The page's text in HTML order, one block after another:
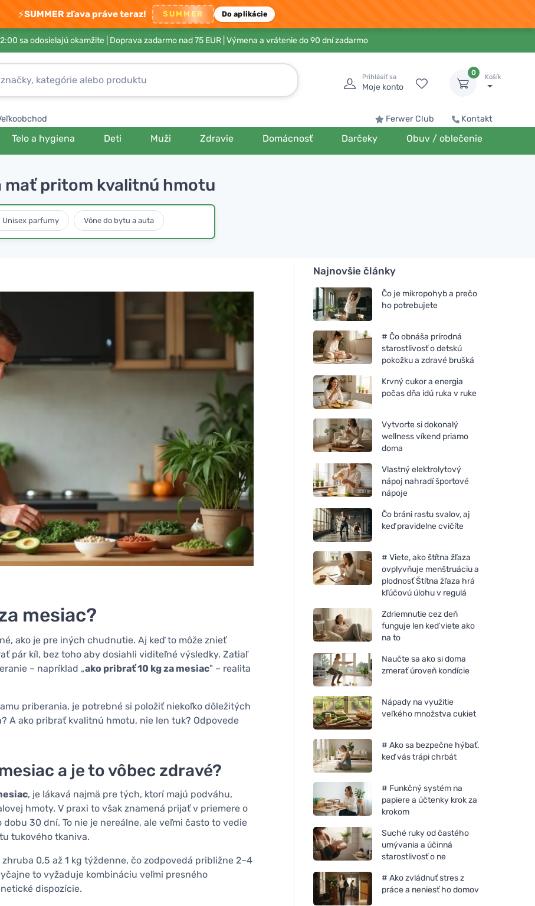
⚡SUMMER zľava práve teraz! SUMMER Do aplikácie
sa odosielajú okamžite | Doprava zadarmo nad 75 EUR | Výmena a vrátenie do 90 dní zadarmo
Prihlásiť sa
Moje konto
0
Košík
Ferwer Club Kontakt
Telo a hygiena Deti Muži Zdravie Domácnosť Darčeky Obuv / oblečenie
mať pritom kvalitnú hmotu
Unisex parfumy Vône do bytu a auta
mesiac?
ako je pre iných chudnutie. Aj keď to môže znieť
pár kíl, bez toho aby dosiahli viditeľné výsledky. Zatiaľ
– napríklad „ako pribrať 10 kg za mesiac" – realita
priberania, je potrebné si položiť niekoľko dôležitých
A ako pribrať kvalitnú hmotu, nie len tuk? Odpovede
a je to vôbec zdravé?
, je lákavá najmä pre tých, ktorí majú podváhu,
hmoty. V praxi to však znamená prijať v priemere o
30 dní. To nie je nereálne, ale veľmi často to vedie
tukového tkaniva.
0,5 až 1 kg týždenne, čo zodpovedá približne 2–4
to vyžaduje kombináciu veľmi presného
dispozície.
Najnovšie články
Čo je mikropohyb a prečo
ho potrebujete
# Čo obnáša prírodná
starostlivosť o detskú
pokožku a zdravé brušká
Krvný cukor a energia
počas dňa idú ruka v ruke
Vytvorte si dokonalý
wellness víkend priamo
doma
Vlastný elektrolytový
nápoj nahradí športové
nápoje
Čo bráni rastu svalov, aj
keď pravidelne cvičíte
# Viete, ako štítna žľaza
ovplyvňuje menštruáciu a
plodnosť Štítna žľaza hrá
kľúčovú úlohu v regulá
Zdriemnutie cez deň
funguje len keď viete ako
na to
Naučte sa ako si doma
zmerať úroveň kondície
Nápady na využitie
veľkého množstva cukiet
# Ako sa bezpečne hýbať,
keď vás trápi chrbát
# Funkčný systém na
papiere a účtenky krok za
krokom
Suché ruky od častého
umývania a účinná
starostlivosť o ne
# Ako zvládnuť stres z
práce a neniesť ho domov